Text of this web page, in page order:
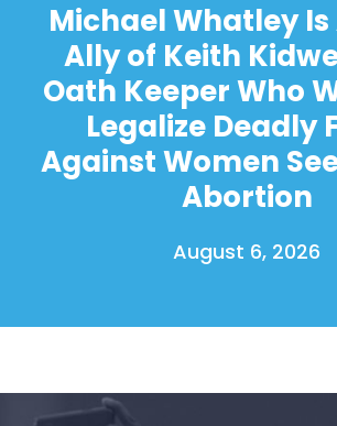
Shop
Michael Whatley Is
Ally of Keith
Oath Keeper Who
Legalize Deadly
Against Women
Abortion
August 6, 2026